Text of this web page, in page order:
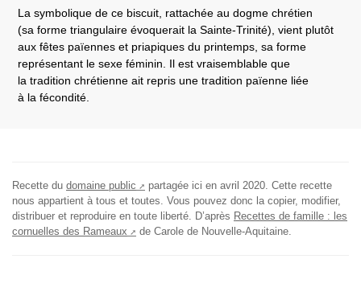
La symbolique de ce biscuit, rattachée au dogme chrétien
(sa forme triangulaire évoquerait la Sainte-Trinité), vient plutôt
aux fêtes païennes et priapiques du printemps, sa forme
représentant le sexe féminin. Il est vraisemblable que
la tradition chrétienne ait repris une tradition païenne liée
à la fécondité.
Recette du domaine public partagée ici en avril 2020. Cette recette
nous appartient à tous et toutes. Vous pouvez donc la copier, modifier,
distribuer et reproduire en toute liberté. D’après Recettes de famille : les
cornuelles des Rameaux
de Carole de Nouvelle-Aquitaine.